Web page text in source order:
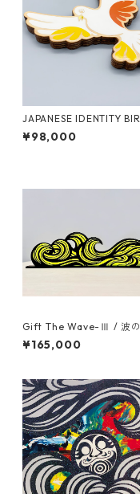
JAPANESE IDENTITY
¥98,000
Gift The Wave-Ⅲ / 波の
物-Ⅲ
¥165,000